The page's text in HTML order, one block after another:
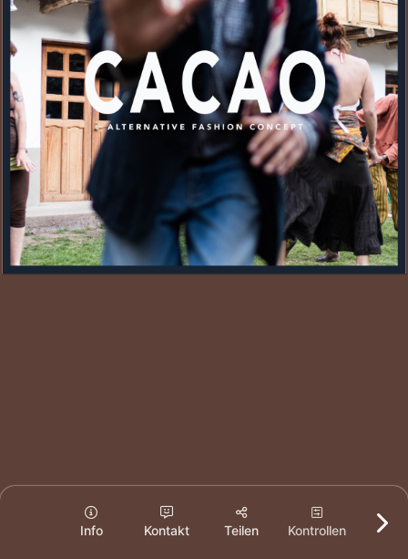
Info Kontakt Teilen Kontrollen